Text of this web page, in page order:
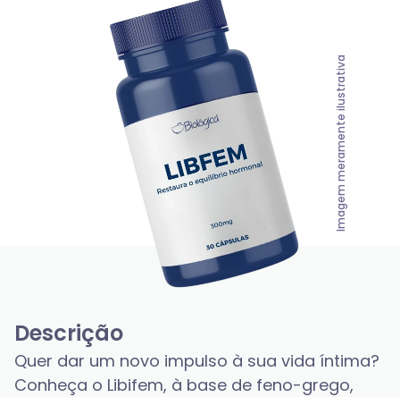
Imagem meramente ilustrativa
Descrição
Quer dar um novo impulso à sua vida íntima?
Conheça o Libifem, à base de feno-grego,